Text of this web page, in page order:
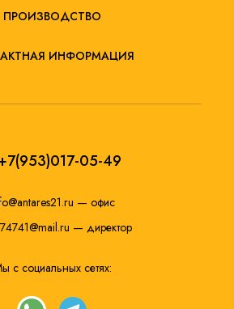
ПРОИЗВОДСТВО
ИНФОРМАЦИЯ
05-49
— офис
— директор
с социальных сетях: